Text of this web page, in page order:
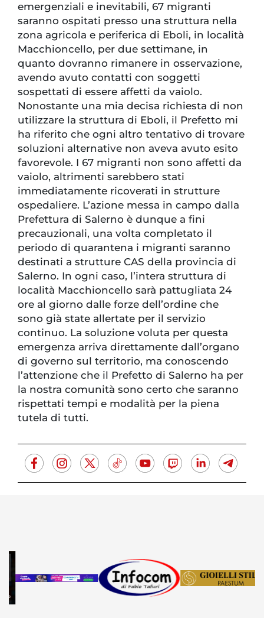
emergenziali e inevitabili, 67 migranti
saranno ospitati presso una struttura nella
zona agricola e periferica di Eboli, in località
Macchioncello, per due settimane, in
quanto dovranno rimanere in osservazione,
avendo avuto contatti con soggetti
sospettati di essere affetti da vaiolo.
Nonostante una mia decisa richiesta di non
utilizzare la struttura di Eboli, il Prefetto mi
ha riferito che ogni altro tentativo di trovare
soluzioni alternative non aveva avuto esito
favorevole. I 67 migranti non sono affetti da
vaiolo, altrimenti sarebbero stati
immediatamente ricoverati in strutture
ospedaliere. L’azione messa in campo dalla
Prefettura di Salerno è dunque a fini
precauzionali, una volta completato il
periodo di quarantena i migranti saranno
destinati a strutture CAS della provincia di
Salerno. In ogni caso, l’intera struttura di
località Macchioncello sarà pattugliata 24
ore al giorno dalle forze dell’ordine che
sono già state allertate per il servizio
continuo. La soluzione voluta per questa
emergenza arriva direttamente dall’organo
di governo sul territorio, ma conoscendo
l’attenzione che il Prefetto di Salerno ha per
la nostra comunità sono certo che saranno
rispettati tempi e modalità per la piena
tutela di tutti.